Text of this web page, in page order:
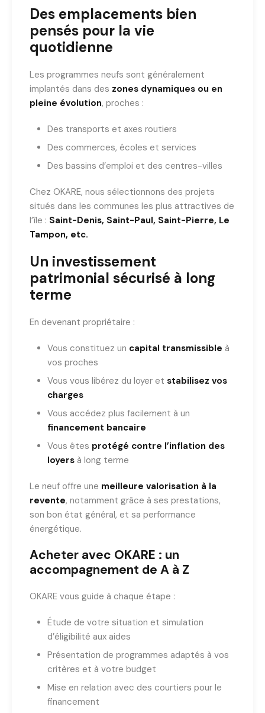
Des emplacements bien
pensés pour la vie
quotidienne
Les programmes neufs sont généralement
implantés dans des zones dynamiques ou en
pleine évolution, proches :
Des transports et axes routiers
Des commerces, écoles et services
Des bassins d’emploi et des centres-villes
Chez OKARE, nous sélectionnons des projets
situés dans les communes les plus attractives de
l’île : Saint-Denis, Saint-Paul, Saint-Pierre, Le
Tampon, etc.
Un investissement
patrimonial sécurisé à long
terme
En devenant propriétaire :
Vous constituez un capital transmissible à
vos proches
Vous vous libérez du loyer et stabilisez vos
charges
Vous accédez plus facilement à un
financement bancaire
Vous êtes protégé contre l’inflation des
loyers à long terme
Le neuf offre une meilleure valorisation à la
revente, notamment grâce à ses prestations,
son bon état général, et sa performance
énergétique.
Acheter avec OKARE : un
accompagnement de A à Z
OKARE vous guide à chaque étape :
Étude de votre situation et simulation
d’éligibilité aux aides
Présentation de programmes adaptés à vos
critères et à votre budget
Mise en relation avec des courtiers pour le
financement